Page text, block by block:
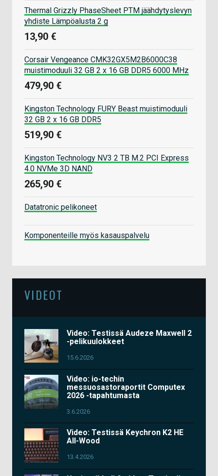
Thermal Grizzly PhaseSheet PTM jäähdytyslevyn
yhdiste Lämpöalusta 2 g
13,90 €
Corsair Vengeance CMK32GX5M2B6000C38
muistimoduuli 32 GB 2 x 16 GB DDR5 6000 MHz
479,90 €
Kingston Technology FURY Beast muistimoduuli
32 GB 2 x 16 GB DDR5
519,90 €
Kingston Technology NV3 2 TB M.2 PCI Express
4.0 NVMe 3D NAND
265,90 €
Datatronic pelikoneet
Komponenteille myös kasauspalvelu
VIDEOT
Video: Testissä Audeze Maxwell 2
-pelikuulokkeet
15.6.2026
Video: io-techin
messuosastoraportit Computex
2026 -tapahtumasta
3.6.2026
Video: Testissä Keychron K2 HE
All-Wood
13.4.2026